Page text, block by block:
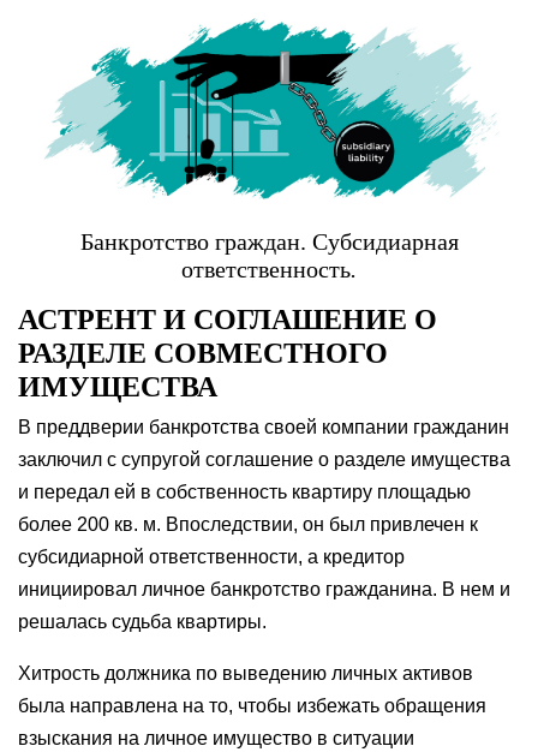
Банкротство граждан. Субсидиарная
ответственность.
АСТРЕНТ И СОГЛАШЕНИЕ О
РАЗДЕЛЕ СОВМЕСТНОГО
ИМУЩЕСТВА
В преддверии банкротства своей компании гражданин
заключил с супругой соглашение о разделе имущества
и передал ей в собственность квартиру площадью
более 200 кв. м. Впоследствии, он был привлечен к
субсидиарной ответственности, а кредитор
инициировал личное банкротство гражданина. В нем и
решалась судьба квартиры.
Хитрость должника по выведению личных активов
была направлена на то, чтобы избежать обращения
взыскания на личное имущество в ситуации